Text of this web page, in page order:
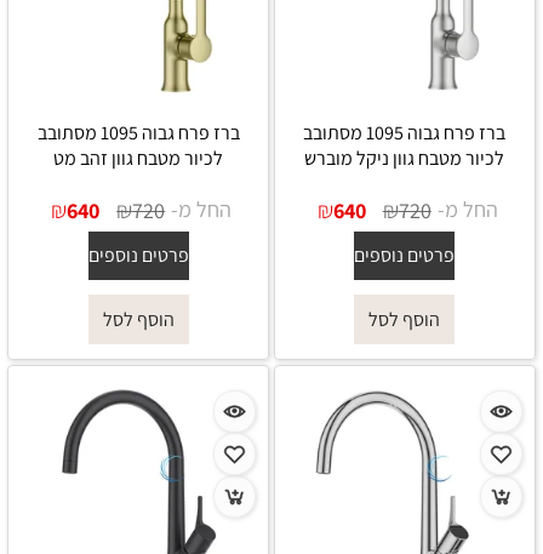
ברז פרח גבוה 1095 מסתובב
לכיור מטבח גוון ניקל מוברש
החל מ- ₪720
₪640
פרטים נוספים
הוסף לסל
ברז פרח גבוה 1095 מסתובב
לכיור מטבח גוון זהב מט
החל מ- ₪720
₪640
פרטים נוספים
הוסף לסל